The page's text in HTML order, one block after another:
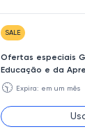
SALE
Ofertas especiais
Educação e da
🕥 Expira: em um mês